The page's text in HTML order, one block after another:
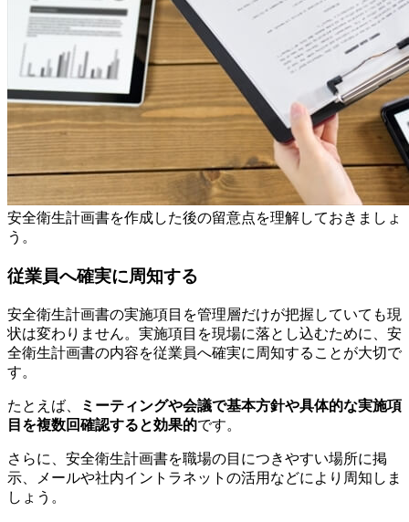
安全衛生計画書を作成した後の留意点を理解しておきましょ
う。
従業員へ確実に周知する
安全衛生計画書の実施項目を管理層だけが把握していても現
状は変わりません。実施項目を現場に落とし込むために、安
全衛生計画書の内容を従業員へ確実に周知することが大切で
す。
たとえば、
ミーティングや会議で基本方針や具体的な実施項
目を複数回確認すると効果的です。
さらに、安全衛生計画書を職場の目につきやすい場所に掲
示、メールや社内イントラネットの活用などにより周知しま
しょう。